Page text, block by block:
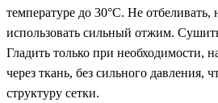
температуре до 30°C. Не
использовать сильный отжим.
Гладить только при необходимости,
через ткань, без сильного давления,
структуру сетки.